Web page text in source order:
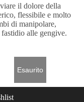
il dolore della
flessibile e molto
di manipolare,
alle gengive.
Esaurito